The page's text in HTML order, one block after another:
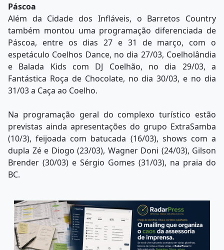
Páscoa
Além da Cidade dos Infláveis, o Barretos Country
também montou uma programação diferenciada de
Páscoa, entre os dias 27 e 31 de março, com o
espetáculo Coelhos Dance, no dia 27/03, Coelholândia
e Balada Kids com DJ Coelhão, no dia 29/03, a
Fantástica Roça de Chocolate, no dia 30/03, e no dia
31/03 a Caça ao Coelho.
Na programação geral do complexo turístico estão
previstas ainda apresentações do grupo ExtraSamba
(10/3), feijoada com batucada (16/03), shows com a
dupla Zé e Diogo (23/03), Wagner Doni (24/03), Gilson
Brender (30/03) e Sérgio Gomes (31/03), na praia do
BC.